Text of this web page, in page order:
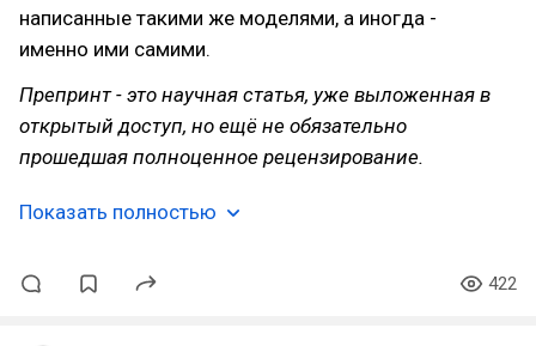
написанные такими же моделями, а иногда -
именно ими самими.
Препринт - это научная статья, уже выложенная в
открытый доступ, но ещё не обязательно
прошедшая полноценное рецензирование.
Показать полностью
422